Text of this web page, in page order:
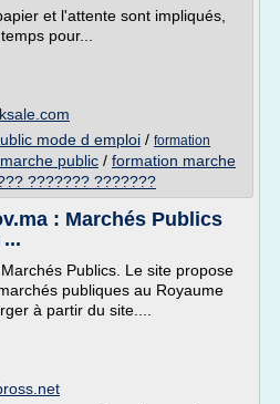
et l'attente sont impliqués,
pour...
mode d emploi / formation
public / formation marche
??????? ???????
: Marchés Publics
Publics. Le site propose
publiques au Royaume
à partir du site....